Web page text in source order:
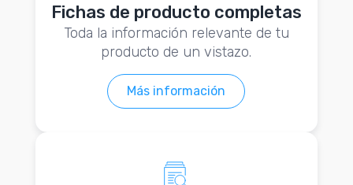
Fichas de producto completas
Toda la información relevante de tu
producto de un vistazo.
Más información